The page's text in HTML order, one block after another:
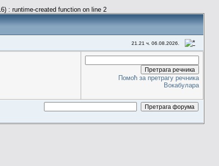
: runtime-created function on line 2
21.21 ч. 06.08.2026.
Помоћ за претрагу речника
Вокабулара